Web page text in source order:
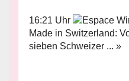
16:21 Uhr
Made in Switzerland:
sieben Schweizer ... »